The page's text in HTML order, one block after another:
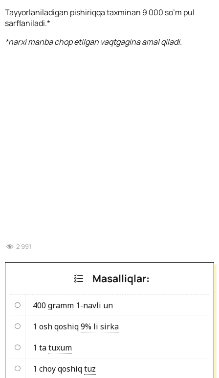
Tayyorlaniladigan pishiriqqa taxminan 9 000 so’m pul
sarflaniladi.*
*narxi manba chop etilgan vaqtgagina amal qiladi.
2 991
Masalliqlar:
400 gramm 1-navli un
1 osh qoshiq9% li sirka
1 tatuxum
1 choy qoshiqtuz